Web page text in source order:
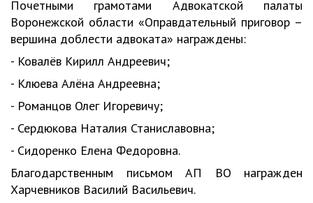
Почетными грамотами Адвокатской палаты
Воронежской области «Оправдательный приговор –
вершина доблести адвоката» награждены:
- Ковалёв Кирилл Андреевич;
- Клюева Алёна Андреевна;
- Романцов Олег Игоревичу;
- Сердюкова Наталия Станиславовна;
- Сидоренко Елена Федоровна.
Благодарственным письмом АП ВО награжден
Харчевников Василий Васильевич.